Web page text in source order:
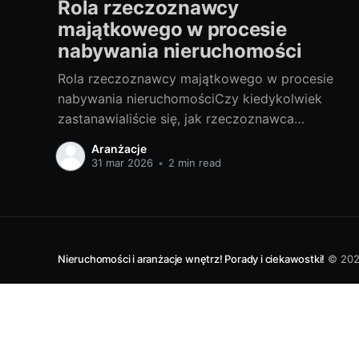
Rola rzeczoznawcy
majątkowego w procesie
nabywania nieruchomości
Rola rzeczoznawcy majątkowego w procesie
nabywania nieruchomościCzy kiedykolwiek
zastanawialiście się, jak rzeczoznawca
majątkowy wpływa na proces nabywania
nieruchomości? Czy warto skorzystać z jego
Wam tajniki tej profesji. I. Poznajemy tajniki
jest rzeczoznawca majątkowy i
Aranżacje
31 mar 2026 • 2 min read
Nieruchomości i aranżacje wnętrz! Porady i ciekawostki! ©